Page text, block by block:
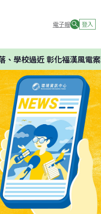
電子報 登入
學校過近 彰化福漢風電案